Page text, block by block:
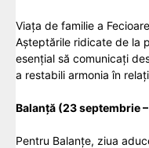
Viața de familie a
Așteptările ridicate de la
esențial să comunicați
a restabili armonia în
Balanță (23 septembrie
Pentru Balanțe, ziua